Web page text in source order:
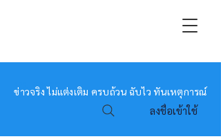
หมอข่าว
ข่าวจริง ไม่แต่งเติม ครบถ้วน ฉับไว ทันเหตุการณ์
ลงชื่อเข้าใช้